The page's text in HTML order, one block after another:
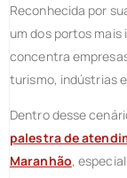
Reconhecida por
um dos portos
concentra
turismo, indústrias
Dentro desse
palestra de
Maranhão,